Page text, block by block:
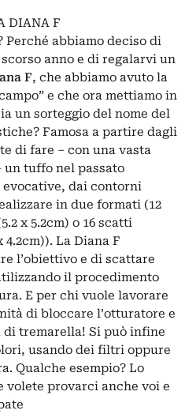
DIANA F
Perché abbiamo deciso di
anno e di regalarvi un
F, che abbiamo avuto la
e che ora mettiamo in
un sorteggio del nome del
Famosa a partire dagli
di fare – con una vasta
un tuffo nel passato
dai contorni
in due formati (12
x 5.2cm) o 16 scatti
La Diana F
l’obiettivo e di scattare
il procedimento
E per chi vuole lavorare
di bloccare l’otturatore e
di tremarella! Si può infine
usando dei filtri oppure
Qualche esempio? Lo
volete provarci anche voi e